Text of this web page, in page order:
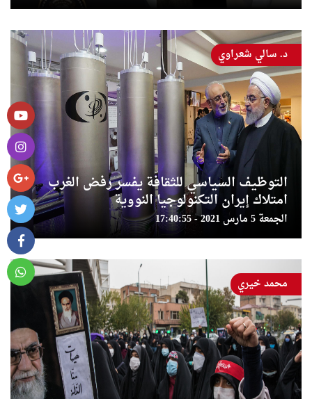
التوظيف السياسي للثقافة يفسر رفض الغرب
امتلاك إيران التكنولوجيا النووية
الجمعة 5 مارس 2021 - 17:40:55
د. سالي شعراوي
محمد خيري